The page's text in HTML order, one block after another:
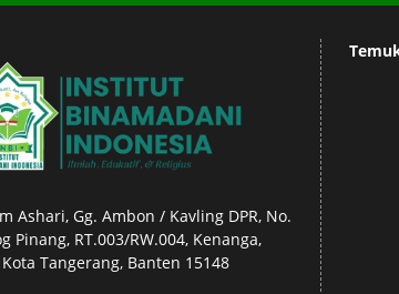
Ashari, Gg. Ambon / Kavling DPR, No.
Pinang, RT.003/RW.004, Kenanga,
Tangerang, Banten 15148